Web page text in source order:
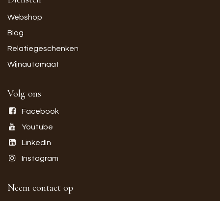
Webshop
Blog
Relatiegeschenken
Wijnautomaat
Volg ons
Facebook
Youtube
LinkedIn
Instagram
Neem contact op